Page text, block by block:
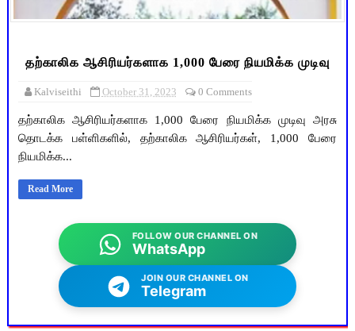
தற்காலிக ஆசிரியர்களாக 1,000 பேரை நியமிக்க முடிவு
Kalviseithi October 31, 2023 0 Comments
தற்காலிக ஆசிரியர்களாக 1,000 பேரை நியமிக்க முடிவு அரசு
தொடக்க பள்ளிகளில், தற்காலிக ஆசிரியர்கள், 1,000 பேரை
நியமிக்க...
Read More
FOLLOW OUR CHANNEL ON
WhatsApp
JOIN OUR CHANNEL ON
Telegram